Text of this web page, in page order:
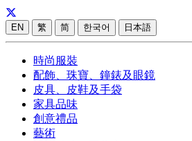
EN 繁 简 한국어 日本語
時尚服裝
配飾、珠寶、鐘錶及眼鏡
皮具、皮鞋及手袋
家具品味
創意禮品
藝術